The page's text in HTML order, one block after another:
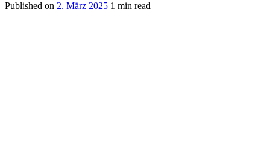
Published on 2. März 2025 1 min read